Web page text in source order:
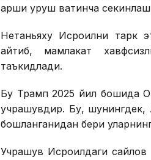
қарши уруш вақтинча
Нетаньяху Исроилни тарк
айтиб, мамлакат
таъкидлади.
Бу Трамп 2025 йил бошида Оқ
учрашувдир. Бу, шунингдек,
бошланганидан бери
Учрашув Исроилдаги